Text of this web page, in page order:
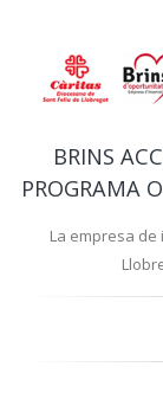
BRINS
PROGRAMA
La empresa de